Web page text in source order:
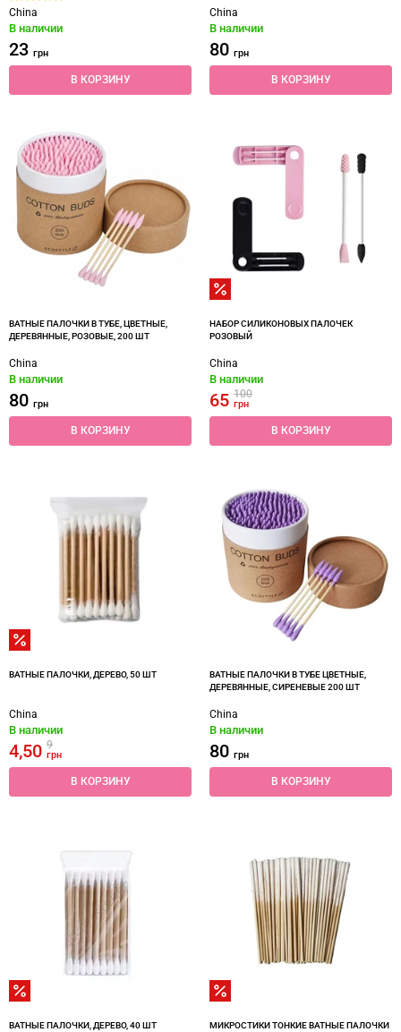
China
В наличии
23 грн
В КОРЗИНУ
China
В наличии
80 грн
В КОРЗИНУ
ВАТНЫЕ ПАЛОЧКИ В ТУБЕ, ЦВЕТНЫЕ,
ДЕРЕВЯННЫЕ, РОЗОВЫЕ, 200 ШТ
China
В наличии
80 грн
В КОРЗИНУ
НАБОР СИЛИКОНОВЫХ ПАЛОЧЕК
РОЗОВЫЙ
China
В наличии
65 100
грн
В КОРЗИНУ
ВАТНЫЕ ПАЛОЧКИ, ДЕРЕВО, 50 ШТ
China
В наличии
4,50 9
грн
В КОРЗИНУ
ВАТНЫЕ ПАЛОЧКИ В ТУБЕ ЦВЕТНЫЕ,
ДЕРЕВЯННЫЕ, СИРЕНЕВЫЕ 200 ШТ
China
В наличии
80 грн
В КОРЗИНУ
ВАТНЫЕ ПАЛОЧКИ, ДЕРЕВО, 40 ШТ
МИКРОСТИКИ ТОНКИЕ ВАТНЫЕ ПАЛОЧКИ